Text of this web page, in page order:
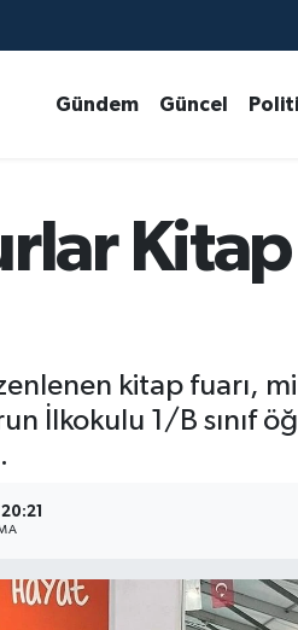
Gündem Güncel
Kitap
kitap fuarı,
İlkokulu 1/B sınıf